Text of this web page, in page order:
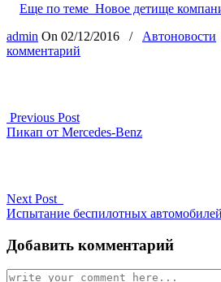
Еще по теме Новое детище
admin On 02/12/2016 / Автоновости
комментарий
Previous Post
Пикап от Mercedes-Benz
Next Post
Испытание беспилотных
Добавить комментарий